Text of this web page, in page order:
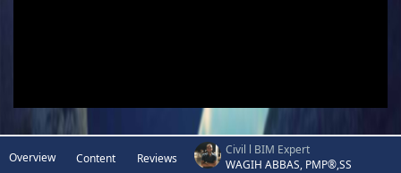
Overview Content Reviews
Civil l BIM Expert
WAGIH ABBAS, PMP®,SS